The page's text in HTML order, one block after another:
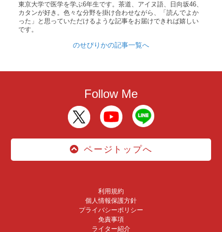
東京大学で医学を学ぶ6年生です。茶道、アイヌ語、日向坂46、
カタンが好き。色々な分野を掛け合わせながら、「読んでよか
った」と思っていただけるような記事をお届けできれば嬉しい
です。
のせぴりかの記事一覧へ
Follow Me
ページトップへ
利用規約
個人情報保護方針
プライバシーポリシー
免責事項
ライター紹介